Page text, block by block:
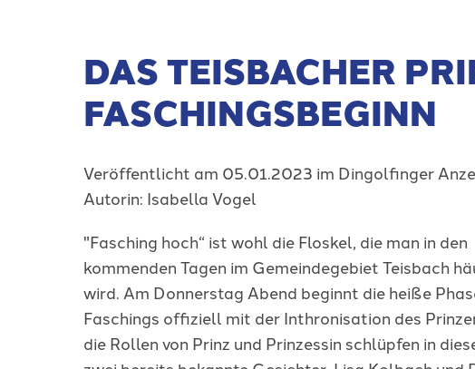
DAS TEISBACHER
FASCHINGSBEGINN
Veröffentlicht am 05.01.2023 im Dingolfinger
Autorin: Isabella Vogel
"Fasching hoch“ ist wohl die Floskel, die man in den
kommenden Tagen im Gemeindegebiet Teisbach
wird. Am Donnerstag Abend beginnt die heiße
Faschings offiziell mit der Inthronisation des
die Rollen von Prinz und Prinzessin schlüpfen in